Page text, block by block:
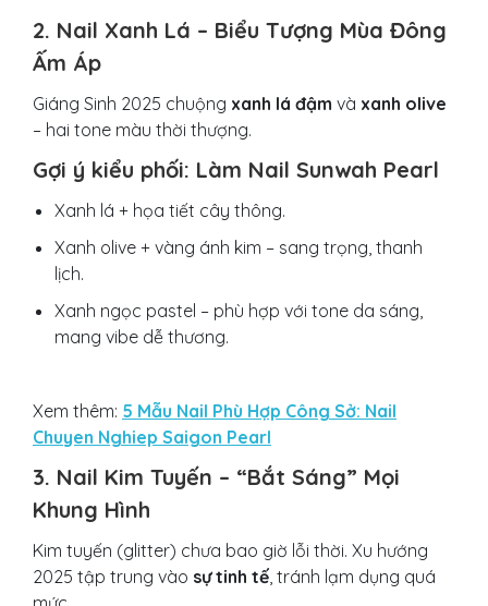
2. Nail Xanh Lá – Biểu Tượng Mùa Đông
Ấm Áp
Giáng Sinh 2025 chuộng xanh lá đậm và xanh olive
– hai tone màu thời thượng.
Gợi ý kiểu phối: Làm Nail Sunwah Pearl
Xanh lá + họa tiết cây thông.
Xanh olive + vàng ánh kim – sang trọng, thanh
lịch.
Xanh ngọc pastel – phù hợp với tone da sáng,
mang vibe dễ thương.
Xem thêm: 5 Mẫu Nail Phù Hợp Công Sở: Nail
Chuyen Nghiep Saigon Pearl
3. Nail Kim Tuyến – “Bắt Sáng” Mọi
Khung Hình
Kim tuyến (glitter) chưa bao giờ lỗi thời. Xu hướng
2025 tập trung vào sự tinh tế, tránh lạm dụng quá